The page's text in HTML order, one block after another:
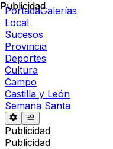
PortadaGalerías
Local
Sucesos
Provincia
Deportes
Cultura
Campo
Castilla y León
Semana Santa
Publicidad
Publicidad
Publicidad
Publicidad